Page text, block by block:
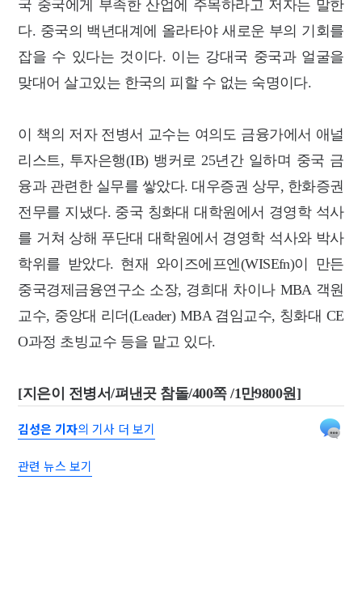
국 중국에게 부족한 산업에 주목하라고 저자는 말한
다. 중국의 백년대계에 올라타야 새로운 부의 기회를
잡을 수 있다는 것이다. 이는 강대국 중국과 얼굴을
맞대어 살고있는 한국의 피할 수 없는 숙명이다.
이 책의 저자 전병서 교수는 여의도 금융가에서 애널
리스트, 투자은행(IB) 뱅커로 25년간 일하며 중국 금
융과 관련한 실무를 쌓았다. 대우증권 상무, 한화증권
전무를 지냈다. 중국 칭화대 대학원에서 경영학 석사
를 거쳐 상해 푸단대 대학원에서 경영학 석사와 박사
학위를 받았다. 현재 와이즈에프엔(WISEfn)이 만든
중국경제금융연구소 소장, 경희대 차이나 MBA 객원
교수, 중앙대 리더(Leader) MBA 겸임교수, 칭화대 CE
O과정 초빙교수 등을 맡고 있다.
[지은이 전병서/펴낸곳 참돌/400쪽 /1만9800원]
김성은 기자의 기사 더 보기
관련 뉴스 보기